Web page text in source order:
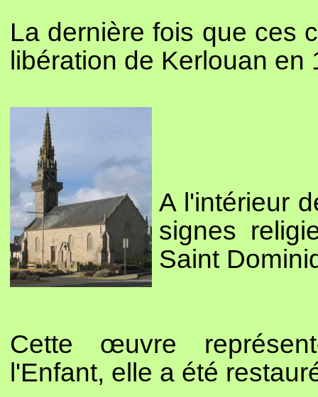
La dernière fois que ces
libération de Kerlouan en
A l'intérieur
signes
Saint
Cette œuvre
l'Enfant, elle a été